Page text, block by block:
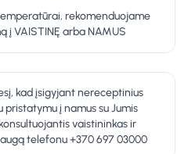
kad įsigyjant nereceptinius
pristatymu į namus su Jumis
vaistininkas ir
telefonu +370 697 03000
rekomenduojame
į VAISTINĘ arba NAMUS